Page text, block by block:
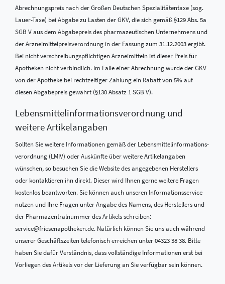
Abrechnungspreis nach der Großen Deutschen Spezialitätentaxe (sog.
Lauer-Taxe) bei Abgabe zu Lasten der GKV, die sich gemäß §129 Abs. 5a
SGB V aus dem Abgabepreis des pharmazeutischen Unternehmens und
der Arzneimittelpreisverordnung in der Fassung zum 31.12.2003 ergibt.
Bei nicht verschreibungspflichtigen Arzneimitteln ist dieser Preis für
Apotheken nicht verbindlich. Im Falle einer Abrechnung würde der GKV
von der Apotheke bei rechtzeitiger Zahlung ein Rabatt von 5% auf
diesen Abgabepreis gewährt (§130 Absatz 1 SGB V).
Lebensmittel­informations­verordnung und
weitere Artikelangaben
Sollten Sie weitere Informationen gemäß der Lebensmittel­informations­
verordnung (LMIV) oder Auskünfte über weitere Artikelangaben
wünschen, so besuchen Sie die Website des angegebenen Herstellers
oder kontaktieren ihn direkt. Dieser wird Ihnen gerne weitere Fragen
kostenlos beantworten. Sie können auch unseren Informationsservice
nutzen und Ihre Fragen unter Angabe des Namens, des Herstellers und
der Pharmazentralnummer des Artikels schreiben:
service@friesenapotheken.de. Natürlich können Sie uns auch während
unserer Geschäftszeiten telefonisch erreichen unter 04323 38 38. Bitte
haben Sie dafür Verständnis, dass vollständige Informationen erst bei
Vorliegen des Artikels vor der Lieferung an Sie verfügbar sein können.